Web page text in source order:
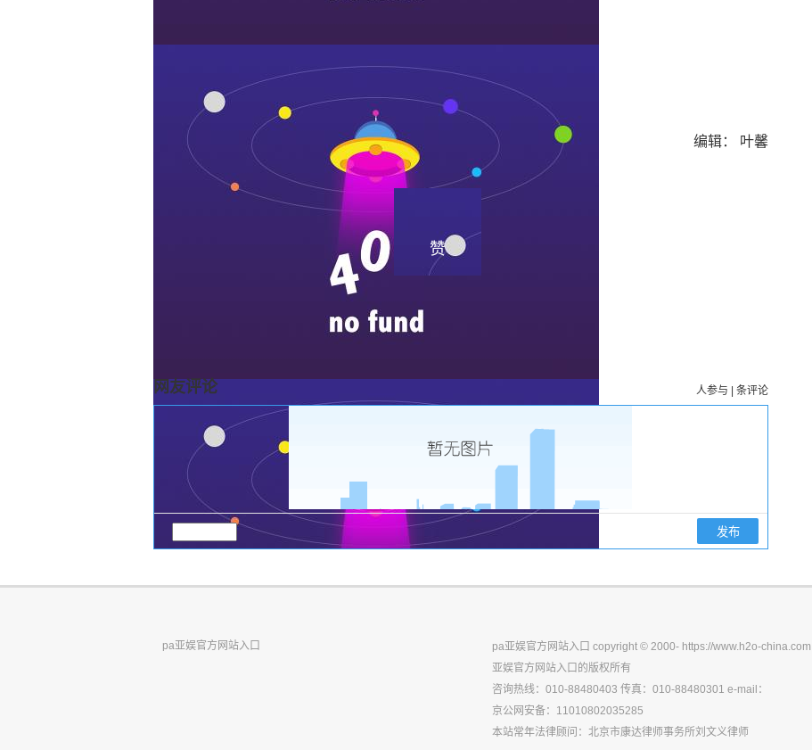
编辑： 叶馨
赞
网友评论 人参与 条评论
pa亚娱官方网站入口
pa亚娱官方网站入口 copyright © 2000- https://www.h2o-
亚娱官方网站入口的版权所有
咨询热线：010-88480403 传真：010-88480301 e-mail：
京公网安备：11010802035285
本站常年法律顾问：北京市康达律师事务所刘文义律师